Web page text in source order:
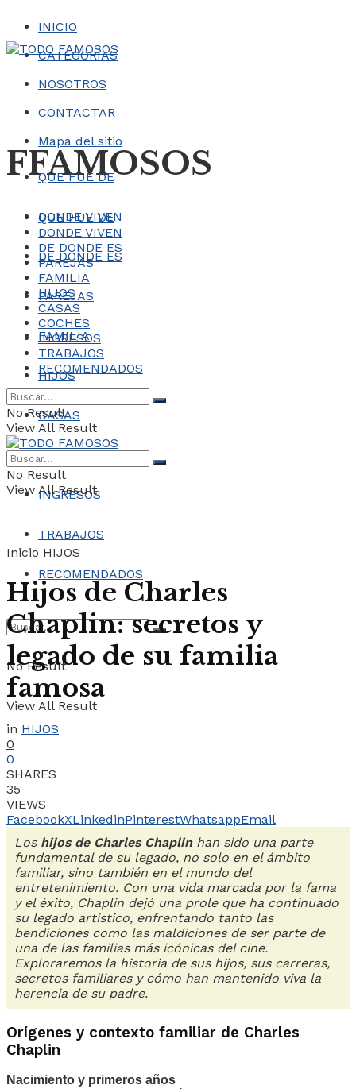
INICIO
CATEGORÍAS
NOSOTROS
CONTACTAR
Mapa del sitio
FFAMOSOS
QUE FUE DE
DONDE VIVEN
DE DONDE ES
PAREJAS
FAMILIA
HIJOS
CASAS
COCHES
INGRESOS
TRABAJOS
RECOMENDADOS
No Result
View All Result
QUE FUE DE
DONDE VIVEN
DE DONDE ES
PAREJAS
FAMILIA
HIJOS
CASAS
COCHES
INGRESOS
TRABAJOS
RECOMENDADOS
No Result
View All Result
No Result
View All Result
Inicio HIJOS
Hijos de Charles
Chaplin: secretos y
legado de su familia
famosa
in HIJOS
0
0
SHARES
35
VIEWS
FacebookXLinkedinPinterestWhatsappEmail
Los hijos de Charles Chaplinhan sido una parte
fundamental de su legado, no solo en el ámbito
familiar, sino también en el mundo del
entretenimiento. Con una vida marcada por la fama
y el éxito, Chaplin dejó una prole que ha continuado
su legado artístico, enfrentando tanto las
bendiciones como las maldiciones de ser parte de
una de las familias más icónicas del cine.
Exploraremos la historia de sus hijos, sus carreras,
secretos familiares y cómo han mantenido viva la
herencia de su padre.
Orígenes y contexto familiar de Charles
Chaplin
Nacimiento y primeros años